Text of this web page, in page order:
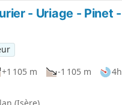
- Uriage - Pinet -
+1 105 m -1 105 m
4h